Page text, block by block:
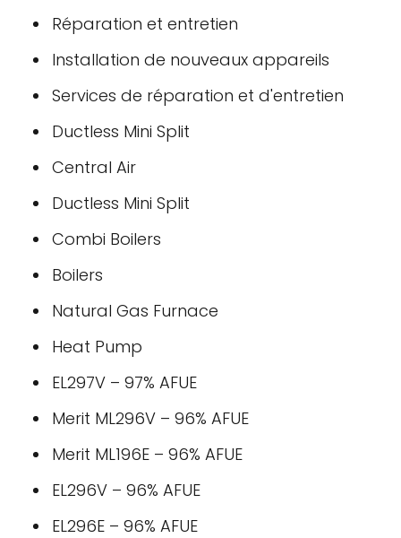
Réparation et entretien
Installation de nouveaux appareils
Services de réparation et d'entretien
Ductless Mini Split
Central Air
Ductless Mini Split
Combi Boilers
Boilers
Natural Gas Furnace
Heat Pump
EL297V – 97% AFUE
Merit ML296V – 96% AFUE
Merit ML196E – 96% AFUE
EL296V – 96% AFUE
EL296E – 96% AFUE